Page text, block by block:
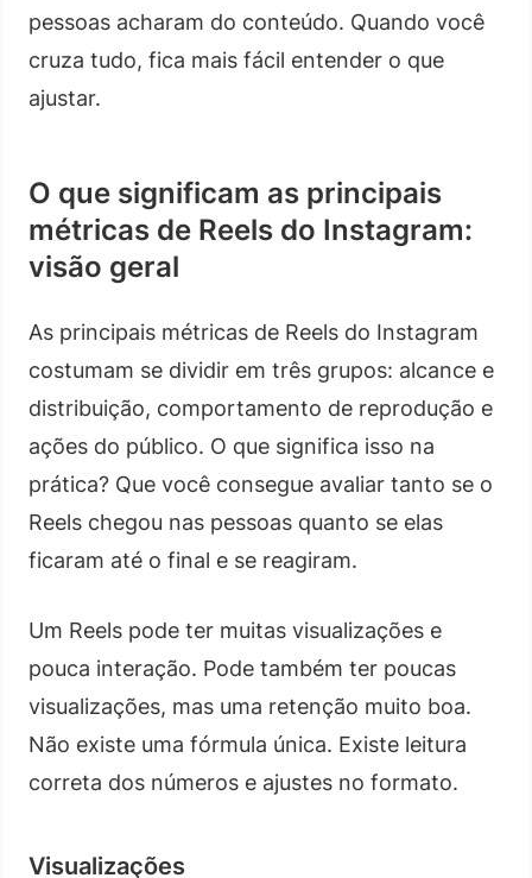
pessoas acharam do conteúdo. Quando você
cruza tudo, fica mais fácil entender o que
ajustar.
O que significam as principais
métricas de Reels do Instagram:
visão geral
As principais métricas de Reels do Instagram
costumam se dividir em três grupos: alcance e
distribuição, comportamento de reprodução e
ações do público. O que significa isso na
prática? Que você consegue avaliar tanto se o
Reels chegou nas pessoas quanto se elas
ficaram até o final e se reagiram.
Um Reels pode ter muitas visualizações e
pouca interação. Pode também ter poucas
visualizações, mas uma retenção muito boa.
Não existe uma fórmula única. Existe leitura
correta dos números e ajustes no formato.
Visualizações